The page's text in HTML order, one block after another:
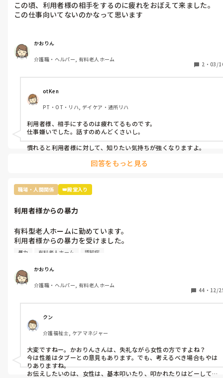
この頃、利用者様の相手をするのに疲れをおぼえて来ました。
この仕事向いてないのかなって思います
かおりん
介護職・ヘルパー, 有料老人ホーム
2 ・ 03/
otKen
PT・OT・リハ, デイケア・通所リハ
利用者様、相手にするのは疲れてるものです。
仕事嫌いでした。話すのめんどくさいし。
慣れると利用者様に対して、知りたい気持ちが強くなりますよ。
回答をもっと見る
職場・人間関係 👑殿堂入り
利用者様からの暴力
有料型老人ホームに勤めています。
利用者様からの暴力を受けました。
くつで頭を叩かれたり、つねられたり、暴言を言われたり…。
た。
暴力 有料老人ホーム 認知症
かおりん
介護職・ヘルパー, 有料老人ホーム
44 ・ 12/
クン
介護福祉士, ケアマネジャー
大変ですねー。かおりんさんは、失礼ながら女性の方ですよね？
今は性差はタブーとの意見もあります。でも、考えるべき場合もやは
りありますね。
お伝えしたいのは、女性は、基本叩いたり、叩かれたりはどーして